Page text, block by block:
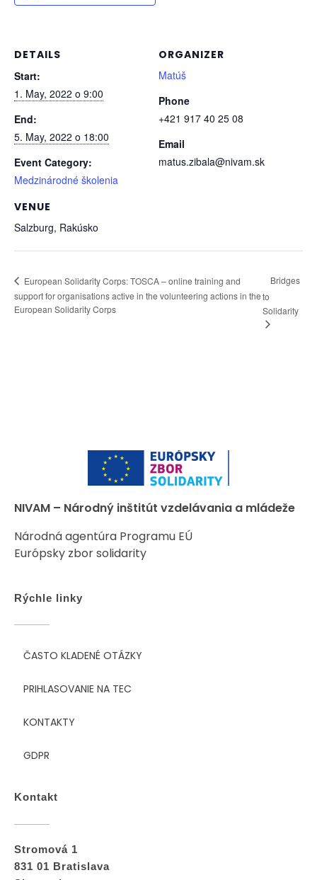
DETAILS
Start:
1. May, 2022 o 9:00
End:
5. May, 2022 o 18:00
Event Category:
Medzinárodné školenia
VENUE
Salzburg, Rakúsko
ORGANIZER
Matúš
Phone
+421 917 40 25 08
Email
matus.zibala@nivam.sk
European Solidarity Corps: TOSCA – online training and
support for organisations active in the volunteering actions in the
European Solidarity Corps
Bridges
to
Solidarity
NIVAM – Národný inštitút vzdelávania a mládeže
Národná agentúra Programu EÚ
Európsky zbor solidarity
Rýchle linky
ČASTO KLADENÉ OTÁZKY
PRIHLASOVANIE NA TEC
KONTAKTY
GDPR
Kontakt
Stromová 1
831 01 Bratislava